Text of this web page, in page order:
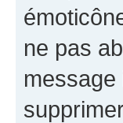
ne pas
message